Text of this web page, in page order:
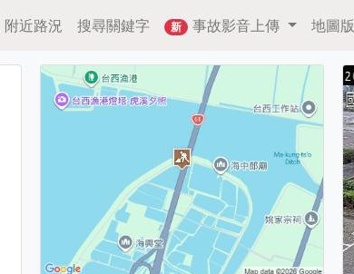
附近路況 搜尋關鍵字 新 事故影音上傳 地圖版